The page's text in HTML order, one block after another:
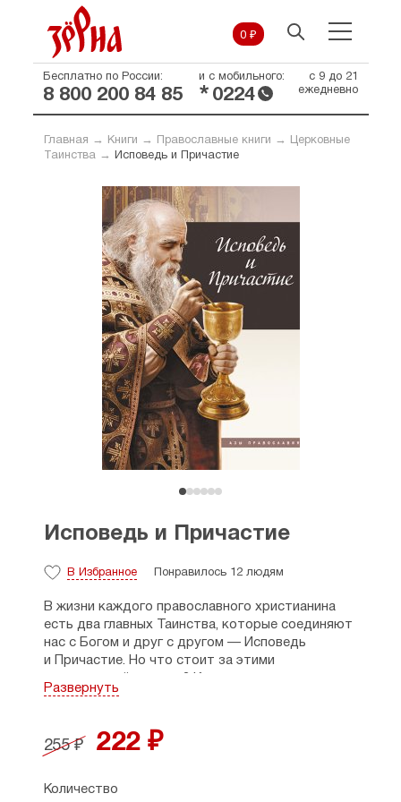
0 ₽
Бесплатно по России:
8 800 200 84 85
и с мобильного:
* 0224
с 9 до 21
ежедневно
Главная → Книги → Православные книги →
Церковные
Таинства→ Исповедь и Причастие
Исповедь и Причастие
В Избранное Понравилось 12 людям
В жизни каждого православного христианина
есть два главных Таинства, которые соединяют
нас с Богом и друг с другом — Исповедь
и Причастие. Но что стоит за этими
подготовиться к ним, что говорить на исповеди
выпущенная издательством «Даръ» в серии
«Азы православия», призвана стать первым
задаётся этими вопросами. В ней просто
Развернуть
255 ₽ 222 ₽
Количество